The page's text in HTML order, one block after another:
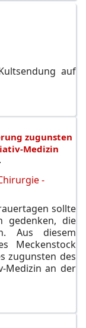
auf
zugunsten
Medizin
-
sollte
gedenken, die
Aus diesem
Meckenstock
zugunsten des
Medizin an der